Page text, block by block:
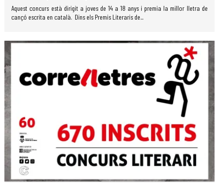
Aquest concurs està dirigit a joves de 14 a 18 anys i premia la millor lletra de
cançó escrita en català. Dins els Premis Literaris de...